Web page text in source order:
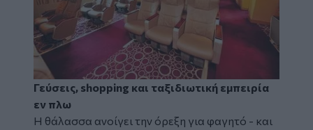
Γεύσεις, shopping και ταξιδιωτική εμπειρία
εν πλω
Η θάλασσα ανοίγει την όρεξη για φαγητό - και